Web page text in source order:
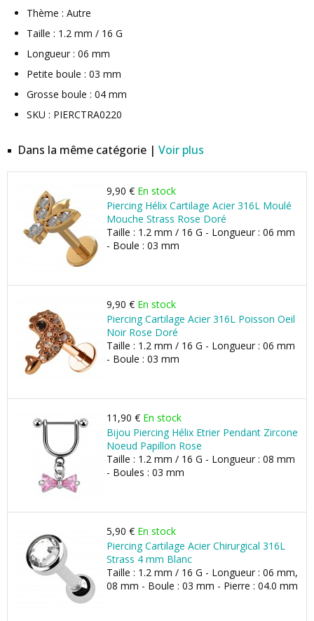
Thème : Autre
Taille : 1.2 mm / 16 G
Longueur : 06 mm
Petite boule : 03 mm
Grosse boule : 04 mm
SKU : PIERCTRA0220
Dans la même catégorie | Voir plus
9,90 € En stock
Piercing Hélix Cartilage Acier 316L Moulé
Mouche Strass Rose Doré
Taille : 1.2 mm / 16 G - Longueur : 06 mm
- Boule : 03 mm
9,90 € En stock
Piercing Cartilage Acier 316L Poisson Oeil
Noir Rose Doré
Taille : 1.2 mm / 16 G - Longueur : 06 mm
- Boule : 03 mm
11,90 € En stock
Bijou Piercing Hélix Etrier Pendant Zircone
Noeud Papillon Rose
Taille : 1.2 mm / 16 G - Longueur : 08 mm
- Boules : 03 mm
5,90 € En stock
Piercing Cartilage Acier Chirurgical 316L
Strass 4 mm Blanc
Taille : 1.2 mm / 16 G - Longueur : 06 mm,
08 mm - Boule : 03 mm - Pierre : 04.0 mm